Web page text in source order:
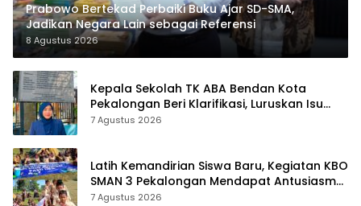
Prabowo Bertekad Perbaiki Buku Ajar SD-SMA,
Jadikan Negara Lain sebagai Referensi
8 Agustus 2026
Kepala Sekolah TK ABA Bendan Kota
Pekalongan Beri Klarifikasi, Luruskan Isu
Proyek Revitalisasi
7 Agustus 2026
Latih Kemandirian Siswa Baru, Kegiatan KBO
SMAN 3 Pekalongan Mendapat Antusiasme
dan Respon Positif Orang Tua Murid
7 Agustus 2026